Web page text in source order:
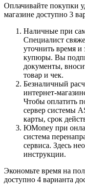
Оплачивайте покупки
магазине доступно 3
Наличные при
Специалист
уточнить время и
купюры. Вы
документы,
товар и чек.
Безналичный
интернет-
Чтобы оплатить
сервер системы
карты, срок
ЮMoney при
система
сервиса. Здесь
инструкции.
Экономьте время на
доступно 4 варианта